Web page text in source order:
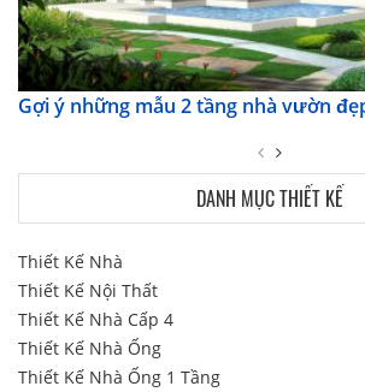
Gợi ý những mẫu 2 tầng nhà vườn
DANH MỤC THIẾT KẾ
Thiết Kế Nhà
Thiết Kế Nội Thất
Thiết Kế Nhà Cấp 4
Thiết Kế Nhà Ống
Thiết Kế Nhà Ống 1 Tầng